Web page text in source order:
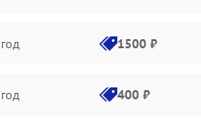
1500 ₽
400 ₽